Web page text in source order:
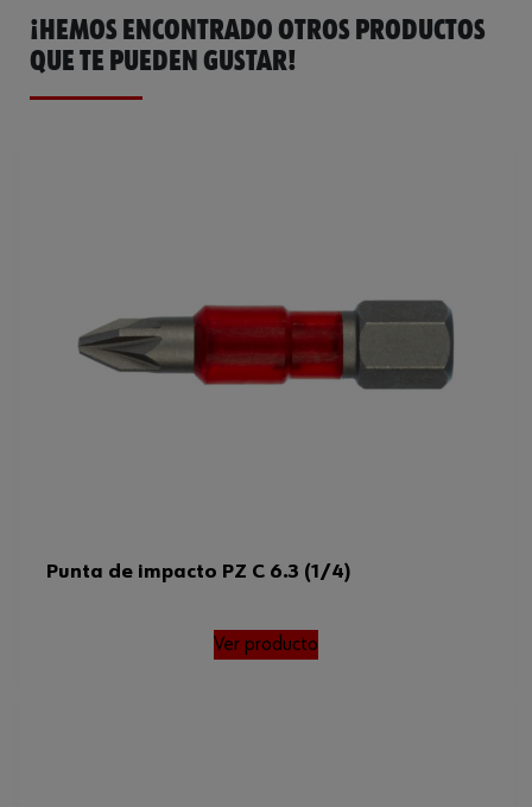
¡HEMOS ENCONTRADO OTROS PRODUCTOS
QUE TE PUEDEN GUSTAR!
Punta de impacto PZ C 6.3 (1/4)
Ver producto